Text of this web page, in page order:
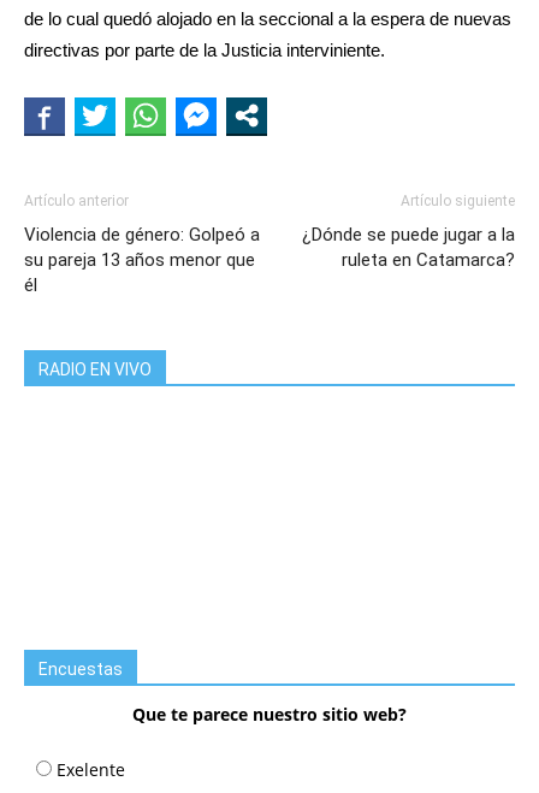
de lo cual quedó alojado en la seccional a la espera de nuevas
directivas por parte de la Justicia interviniente.
Artículo anterior
Violencia de género: Golpeó a
su pareja 13 años menor que
él
Artículo siguiente
¿Dónde se puede jugar a la
ruleta en Catamarca?
RADIO EN VIVO
Encuestas
Que te parece nuestro sitio web?
Exelente